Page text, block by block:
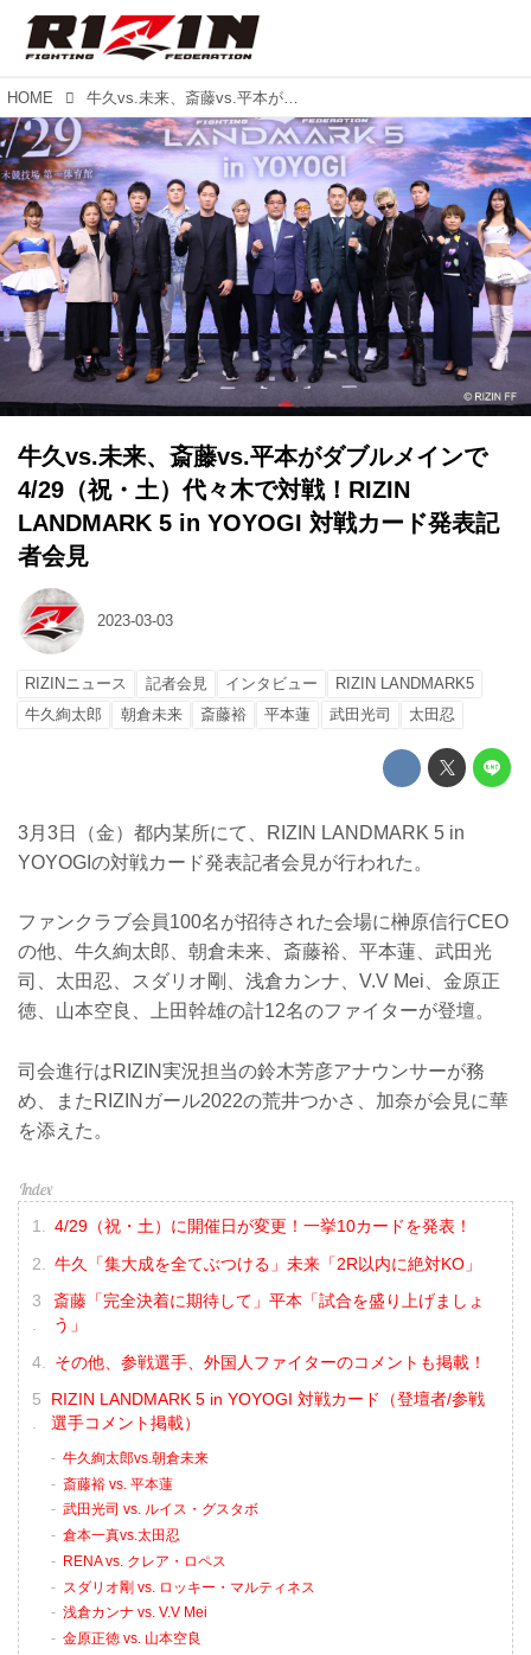
HOME 牛久vs.未来、斎藤vs.平本がダブルメインで4/29（祝・土）代々木で対戦！RIZIN LANDMARK 5 in YOYOGI 対戦カード発表記者会見
牛久vs.未来、斎藤vs.平本がダブルメインで
4/29（祝・土）代々木で対戦！RIZIN
LANDMARK 5 in YOYOGI 対戦カード発表記
者会見
2023-03-03
RIZINニュース 記者会見 インタビュー
RIZIN LANDMARK5
牛久絢太郎
朝倉未来 斎藤裕 平本蓮 武田光司 太田忍
3月3日（金）都内某所にて、RIZIN LANDMARK 5 in
YOYOGIの対戦カード発表記者会見が行われた。
ファンクラブ会員100名が招待された会場に榊原信行CEO
の他、牛久絢太郎、朝倉未来、斎藤裕、平本蓮、武田光
司、太田忍、スダリオ剛、浅倉カンナ、V.V Mei、金原正
徳、山本空良、上田幹雄の計12名のファイターが登壇。
司会進行はRIZIN実況担当の鈴木芳彦アナウンサーが務
め、またRIZINガール2022の荒井つかさ、加奈が会見に華
を添えた。
4/29（祝・土）に開催日が変更！一挙10カードを発表！
牛久「集大成を全てぶつける」未来「2R以内に絶対KO」
斎藤「完全決着に期待して」平本「試合を盛り上げましょ
う」
その他、参戦選手、外国人ファイターのコメントも掲載！
RIZIN LANDMARK 5 in YOYOGI 対戦カード（登壇者/参戦
選手コメント掲載）
牛久絢太郎vs.朝倉未来
斎藤裕 vs. 平本蓮
武田光司 vs. ルイス・グスタボ
倉本一真vs.太田忍
RENA vs. クレア・ロペス
スダリオ剛 vs. ロッキー・マルティネス
浅倉カンナ vs. V.V Mei
金原正徳 vs. 山本空良